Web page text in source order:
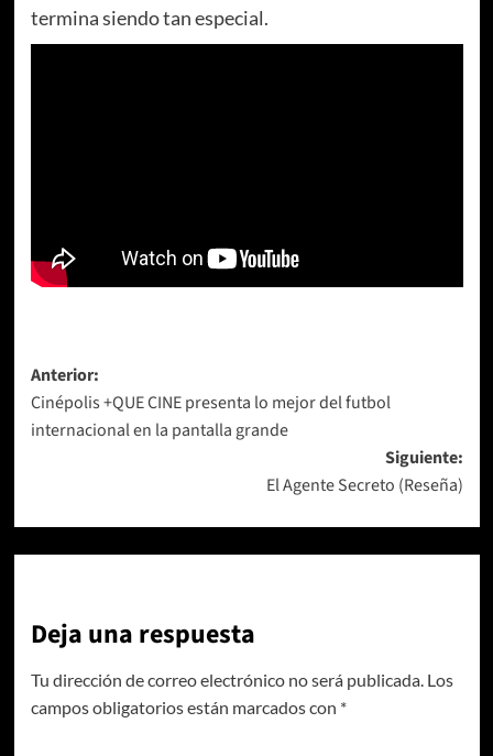
termina siendo tan especial.
Navegación
de
entradas
Anterior:
Cinépolis +QUE CINE presenta lo mejor del futbol
internacional en la pantalla grande
Siguiente:
El Agente Secreto (Reseña)
Deja una respuesta
Tu dirección de correo electrónico no será publicada. Los
campos obligatorios están marcados con *